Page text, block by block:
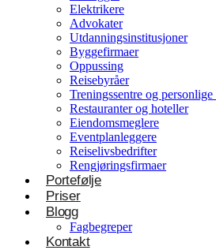
Elektrikere
Advokater
Utdanningsinstitusjoner
Byggefirmaer
Oppussing
Reisebyråer
Treningssentre og personlige
Restauranter og hoteller
Eiendomsmeglere
Eventplanleggere
Reiselivsbedrifter
Rengjøringsfirmaer
Portefølje
Priser
Blogg
Fagbegreper
Kontakt